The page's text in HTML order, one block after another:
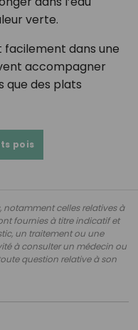
verte.
facilement dans une
accompagner
que des plats
pois
notamment celles relatives à
fournies à titre indicatif et
un traitement ou une
à consulter un médecin ou
question relative à son